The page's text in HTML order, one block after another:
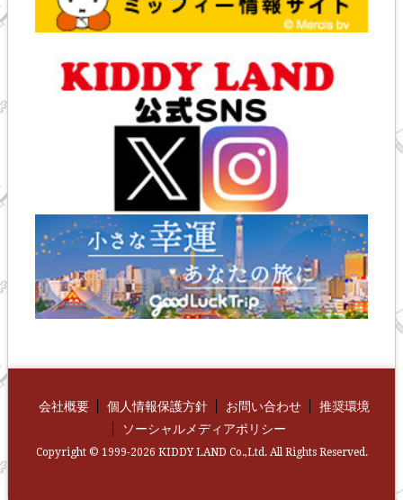
会社概要 個人情報保護方針 お問い合わせ
推奨環境
ソーシャルメディアポリシー
Copyright © 1999-2026 KIDDY LAND Co.,Ltd. All Rights Reserved.